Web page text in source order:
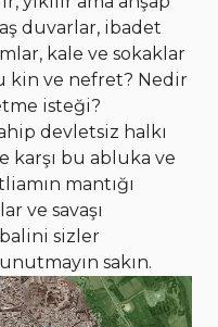
duvarlar, ibadet
kale ve sokaklar
kin ve nefret? Nedir
isteği?
devletsiz halkı
bu abluka ve
mantığı
ve savaşı
sizler
sakın.